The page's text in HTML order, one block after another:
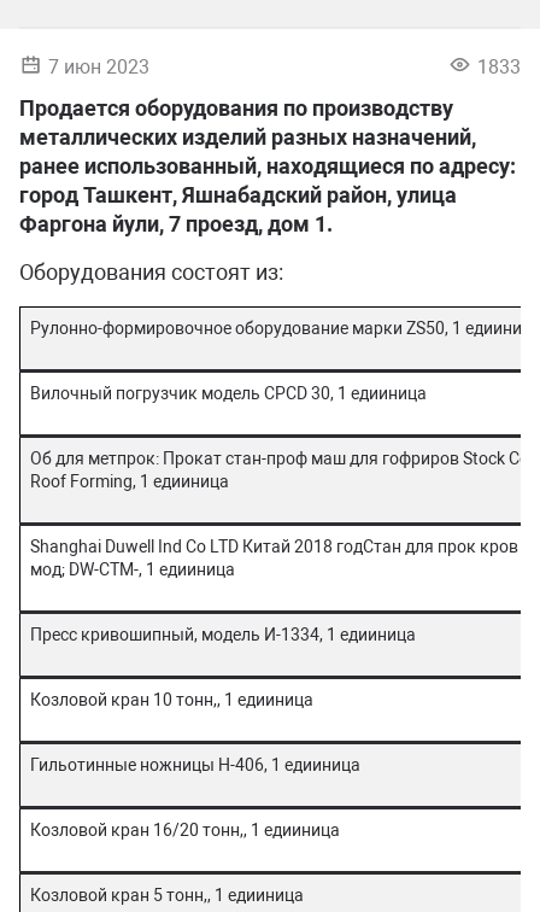
7 июн 2023 1833
Продается оборудования по производству
металлических изделий разных назначений,
ранее использованный, находящиеся по адресу:
город Ташкент, Яшнабадский район, улица
Фаргона йули, 7 проезд, дом 1.
Оборудования состоят из:
Рулонно-формировочное оборудование марки ZS50, 1 едииница
Вилочный погрузчик модель CPCD 30, 1 едииница
Об для метпрок: Прокат стан-проф маш для гофриров Stock
Roof Forming, 1 едииница
Shanghai Duwell Ind Co LTD Китай 2018 годСтан для прок кров С
мод; DW-CTM-, 1 едииница
Пресс кривошипный, модель И-1334, 1 едииница
Козловой кран 10 тонн,, 1 едииница
Гильотинные ножницы H-406, 1 едииница
Козловой кран 16/20 тонн,, 1 едииница
Козловой кран 5 тонн,, 1 едииница